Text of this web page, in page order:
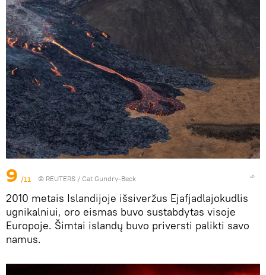
9 /11 © REUTERS / Cat Gundry-Beck
2010 metais Islandijoje išsiveržus Ejafjadlajokudlis
ugnikalniui, oro eismas buvo sustabdytas visoje
Europoje. Šimtai islandų buvo priversti palikti savo
namus.